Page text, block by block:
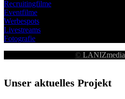
Recruitingfilme
Eventfilme
Werbespots
Livestreams
Fotografie
© LANIZmedia
Unser aktuelles Projekt